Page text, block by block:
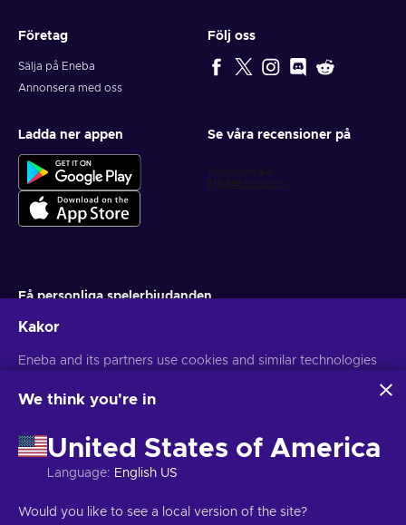
Företag
Sälja på Eneba
Annonsera med oss
Följ oss
Ladda ner appen Se våra recensioner på
Få personliga spelerbjudanden
Du kan när som helst avsluta din prenumeration. Besök
Copyright © 2026 Eneba. Alla rättigheter reserverade.
Kakor
Eneba and its partners use cookies and similar technologies
website. We use this information to enhance content,
may also be used for ads personalization.
By clicking 'Accept all', you consent to the use of these
technologies by Eneba and its partners. You can adjust your
For more information on how Google uses your data, see
We think you're in
United States of America
Language: English US
Would you like to see a local version of the site?